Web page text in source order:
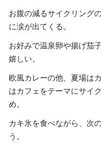
お腹の減るサイクリング
に涙が出てくる。
お好みで温泉卵や揚げ茄
嬉しい。
欧風カレーの他、夏場は
はカフェをテーマにサイ
め。
カキ氷を食べながら、次
う。